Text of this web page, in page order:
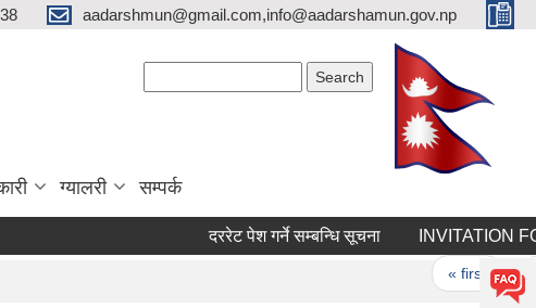
aadarshmun@gmail.com,info@aadarshamun.gov.np
ग्यालरी सम्पर्क
दररेट पेश गर्ने सम्बन्धि सूचना INVITATION FOR
« first ‹